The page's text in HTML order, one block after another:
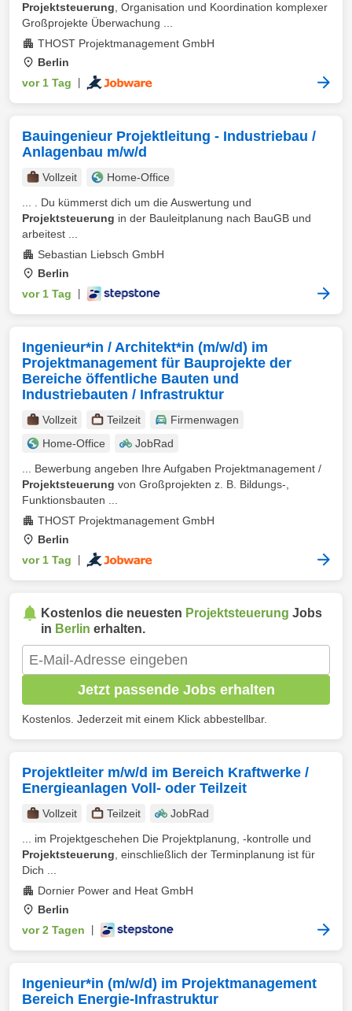
Projektsteuerung , Organisation und Koordination komplexer
Großprojekte Überwachung ...
THOST Projektmanagement GmbH
Berlin
vor 1 Tag
Bauingenieur Projektleitung - Industriebau /
Anlagenbau m/w/d
Vollzeit
Home-Office
... . Du kümmerst dich um die Auswertung und
Projektsteuerung in der Bauleitplanung nach BauGB und
arbeitest ...
Sebastian Liebsch GmbH
Berlin
vor 1 Tag
Ingenieur*in / Architekt*in (m/w/d) im
Projektmanagement für Bauprojekte der
Bereiche öffentliche Bauten und
Industriebauten / Infrastruktur
Vollzeit Teilzeit
Firmenwagen
Home-Office
JobRad
... Bewerbung angeben Ihre Aufgaben Projektmanagement /
Projektsteuerung von Großprojekten z. B. Bildungs-,
Funktionsbauten ...
THOST Projektmanagement GmbH
Berlin
vor 1 Tag
Kostenlos die neuesten Projektsteuerung Jobs
in Berlin erhalten.
Jetzt passende Jobs erhalten
Kostenlos. Jederzeit mit einem Klick abbestellbar.
Projektleiter m/w/d im Bereich Kraftwerke /
Energieanlagen Voll- oder Teilzeit
Vollzeit Teilzeit
JobRad
... im Projektgeschehen Die Projektplanung, -kontrolle und
Projektsteuerung , einschließlich der Terminplanung ist für
Dich ...
Dornier Power and Heat GmbH
Berlin
vor 2 Tagen
Ingenieur*in (m/w/d) im Projektmanagement
Bereich Energie-Infrastruktur